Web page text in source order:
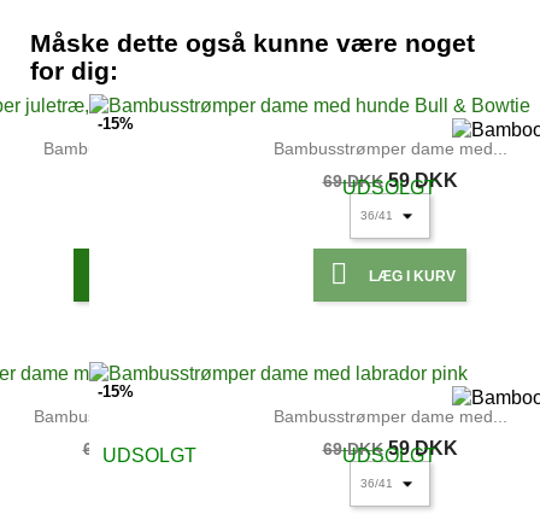
Måske dette også kunne være noget
for dig:
Bambus strømper juletræ,...
Bambusstrømper dame med...
69 DKK 59 DKK
 LÆG I KURV
UDSOLGT
-15%
Bambusstrømper dame med...
69 DKK 59 DKK
UDSOLGT
Bambusstrømper dame med...
69 DKK 59 DKK
UDSOLGT
-15%